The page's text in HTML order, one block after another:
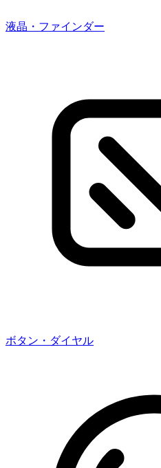
液晶・ファインダー
ボタン・ダイヤル